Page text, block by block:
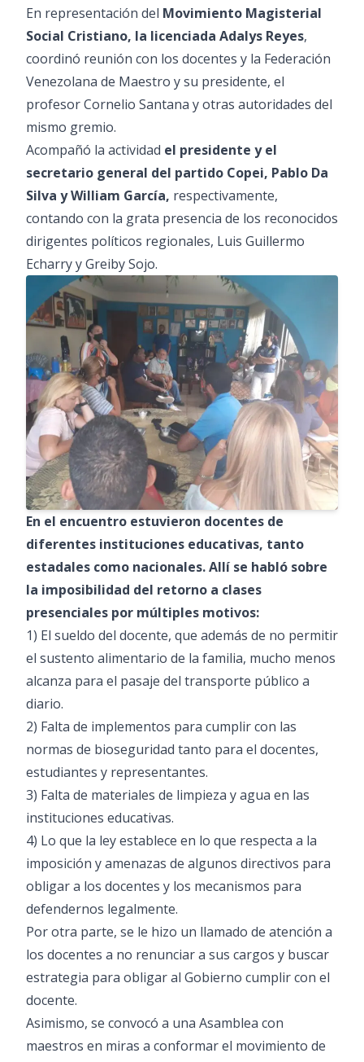
En representación del Movimiento Magisterial
Social Cristiano, la licenciada Adalys Reyes,
coordinó reunión con los docentes y la Federación
Venezolana de Maestro y su presidente, el
profesor Cornelio Santana y otras autoridades del
mismo gremio.
Acompañó la actividad el presidente y el
secretario general del partido Copei, Pablo Da
Silva y William García, respectivamente,
contando con la grata presencia de los reconocidos
dirigentes políticos regionales, Luis Guillermo
Echarry y Greiby Sojo.
En el encuentro estuvieron docentes de
diferentes instituciones educativas, tanto
estadales como nacionales. Allí se habló sobre
la imposibilidad del retorno a clases
presenciales por múltiples motivos:
1) El sueldo del docente, que además de no permitir
el sustento alimentario de la familia, mucho menos
alcanza para el pasaje del transporte público a
diario.
2) Falta de implementos para cumplir con las
normas de bioseguridad tanto para el docentes,
estudiantes y representantes.
3) Falta de materiales de limpieza y agua en las
instituciones educativas.
4) Lo que la ley establece en lo que respecta a la
imposición y amenazas de algunos directivos para
obligar a los docentes y los mecanismos para
defendernos legalmente.
Por otra parte, se le hizo un llamado de atención a
los docentes a no renunciar a sus cargos y buscar
estrategia para obligar al Gobierno cumplir con el
docente.
Asimismo, se convocó a una Asamblea con
maestros en miras a conformar el movimiento de